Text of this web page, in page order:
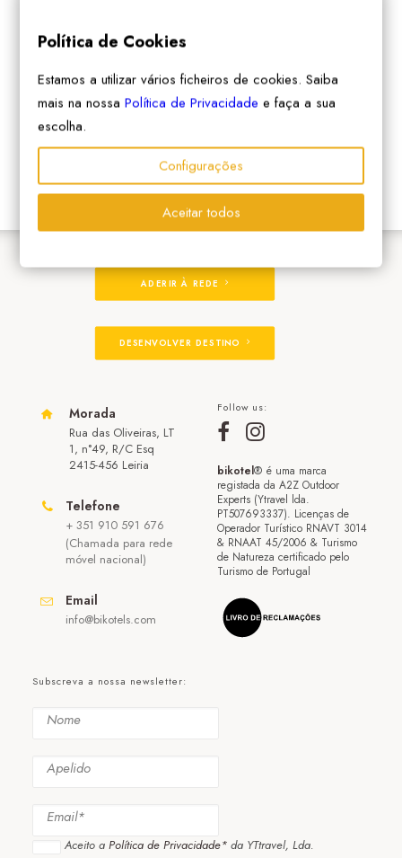
ADERIR À REDE
DESENVOLVER DESTINO
Morada
Rua das Oliveiras, LT
1, n°49, R/C Esq
2415-456 Leiria
Telefone
+ 351 910 591 676
(Chamada para rede
móvel nacional)
Email
info@bikotels.com
Follow us:
bikotel® é uma marca
registada da A2Z Outdoor
Experts (Ytravel lda.
PT507693337). Licenças de
Operador Turístico RNAVT 3014
& RNAAT 45/2006 & Turismo
de Natureza certificado pelo
Turismo de Portugal
Subscreva a nossa newsletter:
Aceito a Política de Privacidade* da YTtravel, Lda.
Política de Cookies
Estamos a utilizar vários ficheiros de cookies. Saiba
mais na nossaPolítica de Privacidade e faça a sua
escolha.
Configurações
Aceitar todos